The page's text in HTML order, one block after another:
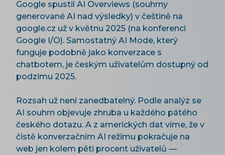
Google spustil AI Overviews (souhrny
generované AI nad výsledky) v češtině na
google.cz už v květnu 2025 (na konferenci
Google I/O). Samostatný AI Mode, který
funguje podobně jako konverzace s
chatbotem, je českým uživatelům dostupný od
podzimu 2025.
Rozsah už není zanedbatelný. Podle analýz se
AI souhrn objevuje zhruba u každého pátého
českého dotazu. A z amerických dat víme, že v
čistě konverzačním AI režimu pokračuje na
web jen kolem pěti procent uživatelů —